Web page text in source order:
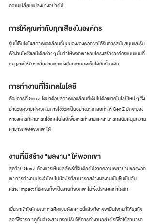
ความเปลี่ยนแปลงบางอย่างได้
การให้คุณค่ากับทุกเสียงในองค์กร
รุ่นนี้เติบโตในสภาพแวดล้อมที่มุมมองของพวกเขาได้รับการสนับสนุนและรับ
ฟังผ่านโซเชียลมีเดียต่าง ๆ นั่นทำให้พวกเขาชอบโครงสร้างองค์กรแบบแบนที่
อนุญาตให้มีการสื่อสารและแบ่งปันความคิดเห็นได้ทั่วทั้งระดับ
การทำงานที่ใช้เทคโนโลยี
ด้วยการที่ Gen Z โตมาด้วยสภาพแวดล้อมที่เต็มไปด้วยเทคโนโลยีใหม่ ๆ  ซึ่ง
อำนวยความสะดวกในการใช้ชีวิตเป็นอย่างมาก เลยทำให้ Gen Z มักจะมอง
หาองค์กรที่สามารถใช้เทคโนโลยีเพื่อการทำงานและสามารถสนับสนุนความ
สามารถของพวกเขาได้
งานที่มีสร้าง "ผลงาน" ให้พวกเขา
สุดท้าย Gen Z ต้องการเห็นผลลัพธ์ที่จับต้องได้จากความพยายามของพวก
เขา การทำงานประจำโดยไม่มีอะไรที่สามารถสร้างผลงานเป็นชิ้นเป็นอัน
สร้าง Impact ที่ชัดเจนก็จะเป็นงานที่พวกเขาไม่พึงประสงค์เท่าใดนัก
เมื่อเราเข้าใจลักษณะการคิดแบบดังกล่าวนี้แล้ว ก็อาจจะเป็นโจทย์ที่ให้ธุรกิจ
ลองพิจารณาดูกันว่าจะสามารถปรับวิธีการทำงานอย่างไรเพื่อให้สามารถ